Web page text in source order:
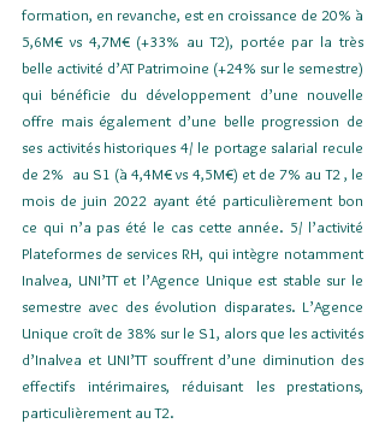
formation, en revanche, est en croissance de 20% à
5,6M€ vs 4,7M€ (+33% au T2), portée par la très
belle activité d’AT Patrimoine (+24% sur le semestre)
qui bénéficie du développement d’une nouvelle
offre mais également d’une belle progression de
ses activités historiques 4/ le portage salarial recule
de 2%  au S1 (à 4,4M€ vs 4,5M€) et de 7% au T2 , le
mois de juin 2022 ayant été particulièrement bon
ce qui n’a pas été le cas cette année. 5/ l’activité
Plateformes de services RH, qui intègre notamment
Inalvea, UNI’TT et l’Agence Unique est stable sur le
semestre avec des évolution disparates. L’Agence
Unique croît de 38% sur le S1, alors que les activités
d’Inalvea et UNI’TT souffrent d’une diminution des
effectifs intérimaires, réduisant les prestations,
particulièrement au T2.